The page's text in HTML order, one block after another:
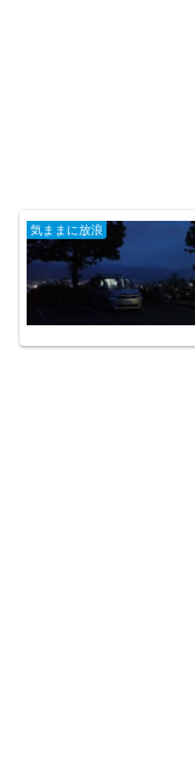
気ままに放浪